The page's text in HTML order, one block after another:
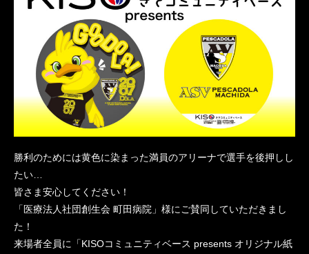
勝利のためには黄色に染まった満員のアリーナで選手を後押しし
たい…
皆さま安心してください！
「医療法人社団創生会 町田病院」様にご賛同していただきまし
た！
来場者全員に「KISOコミュニティベース presents オリジナル紙